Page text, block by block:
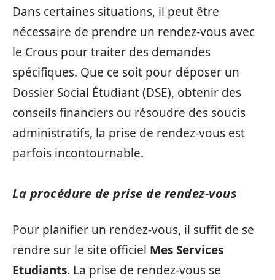
Dans certaines situations, il peut être
nécessaire de prendre un rendez-vous avec
le Crous pour traiter des demandes
spécifiques. Que ce soit pour déposer un
Dossier Social Étudiant (DSE), obtenir des
conseils financiers ou résoudre des soucis
administratifs, la prise de rendez-vous est
parfois incontournable.
La procédure de prise de rendez-vous
Pour planifier un rendez-vous, il suffit de se
rendre sur le site officiel Mes Services
Etudiants. La prise de rendez-vous se